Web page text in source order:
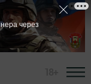
через